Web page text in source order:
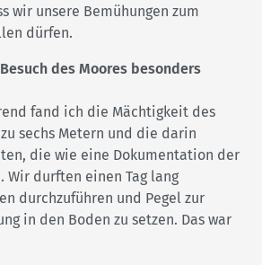
wir unsere Bemühungen zum
dürfen.
des Moores besonders
fand ich die Mächtigkeit des
sechs Metern und die darin
die wie eine Dokumentation der
Wir durften einen Tag lang
durchzuführen und Pegel zur
in den Boden zu setzen. Das war